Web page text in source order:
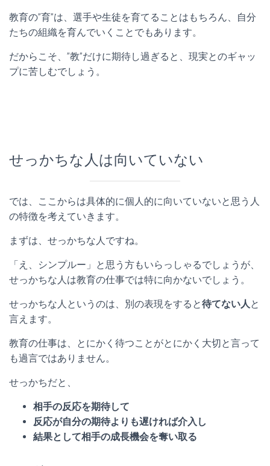
教育の”育”は、選手や生徒を育てることはもちろん、自分
たちの組織を育んでいくことでもあります。
だからこそ、”教”だけに期待し過ぎると、現実とのギャッ
プに苦しむでしょう。
せっかちな人は向いていない
では、ここからは具体的に個人的に向いていないと思う人
の特徴を考えていきます。
まずは、せっかちな人ですね。
「え、シンプルー」と思う方もいらっしゃるでしょうが、
せっかちな人は教育の仕事では特に向かないでしょう。
せっかちな人というのは、別の表現をすると待てない人と
言えます。
教育の仕事は、とにかく待つことがとにかく大切と言って
も過言ではありません。
せっかちだと、
相手の反応を期待して
反応が自分の期待よりも遅ければ介入し
結果として相手の成長機会を奪い取る